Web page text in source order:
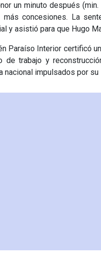
un minuto después
más concesiones. La
y asistió para que Hugo
Paraíso Interior certificó
de trabajo y
impulsados por su